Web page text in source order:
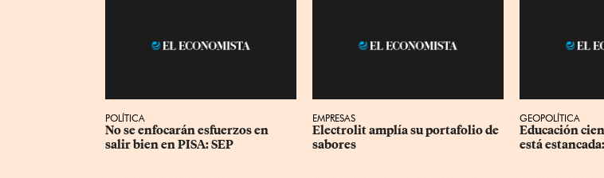
POLÍTICA
No se enfocarán esfuerzos en
salir bien en PISA: SEP
EMPRESAS
Electrolit amplía su portafolio de
sabores
GEOPOLÍTICA
Educación
está